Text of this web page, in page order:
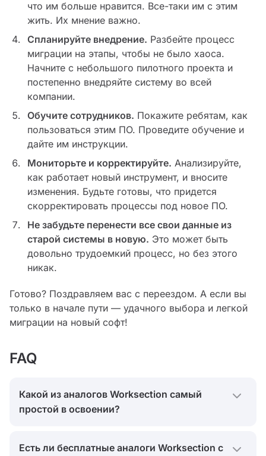
что им больше нравится. Все-таки им с этим
жить. Их мнение важно.
Спланируйте внедрение. Разбейте процесс
миграции на этапы, чтобы не было хаоса.
Начните с небольшого пилотного проекта и
постепенно внедряйте систему во всей
компании.
Обучите сотрудников. Покажите ребятам, как
пользоваться этим ПО. Проведите обучение и
дайте им инструкции.
Мониторьте и корректируйте. Анализируйте,
как работает новый инструмент, и вносите
изменения. Будьте готовы, что придется
скорректировать процессы под новое ПО.
Не забудьте перенести все свои данные из
старой системы в новую. Это может быть
довольно трудоемкий процесс, но без этого
никак.
Готово? Поздравляем вас с переездом. А если вы
только в начале пути — удачного выбора и легкой
миграции на новый софт!
FAQ
Какой из аналогов Worksection самый
простой в освоении?
легкие в освоении. У них минималистичный
Есть ли бесплатные аналоги Worksection с